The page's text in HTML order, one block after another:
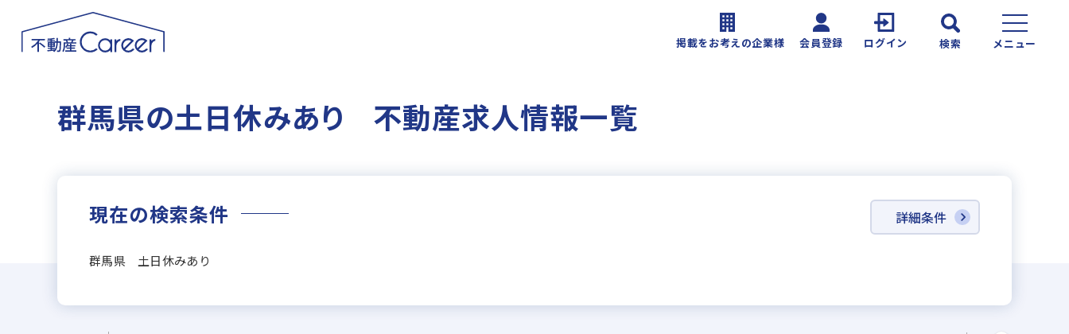
掲載をお考えの企業様 会員登録 ログイン 検索 メニュー
群馬県の土日休みあり 不動産求人情報一覧
現在の検索条件
群馬県 土日休みあり
詳細条件